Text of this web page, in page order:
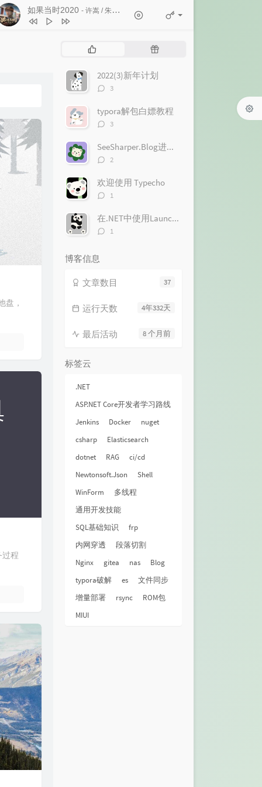
如果当时2020 - 许嵩 / 朱婷婷
1
白马非马 许嵩
欢子
得到你的人却得不到你的心 欢子
和平分手 徐良 / Britneylee小暖
8 不好听 徐良
客官不可以 徐良 / 小凌
盘，
程
文
章
随
2022(3)新年计划
评
数：
3
typora解包白嫖教程
评
数：
3
SeeSharper.Blog进度一览
评
数：
2
欢迎使用 Typecho
评
数：
1
在.NET中使用LaunchDarkly.EventSource进行SSE请求
评1
博客信息
37
文章数目
4年332天
运行天数
8 个月前
最后活动
标签云
.NET
ASP.NET Core开发者学习路线
Jenkins
Docker
nuget
csharp
Elasticsearch
dotnet
RAG
ci/cd
Newtonsoft.Json
Shell
WinForm
多线程
通用开发技能
SQL基础知识
frp
内网穿透
段落切割
Nginx
gitea nas
Blog
typora破解
es
文件同步
增量部署
rsync
ROM包
MIUI